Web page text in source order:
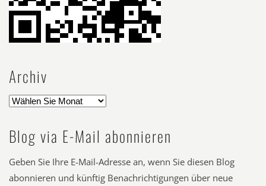
Archiv
Blog via E-Mail abonnieren
Geben Sie Ihre E-Mail-Adresse an, wenn Sie diesen Blog
abonnieren und künftig Benachrichtigungen über neue